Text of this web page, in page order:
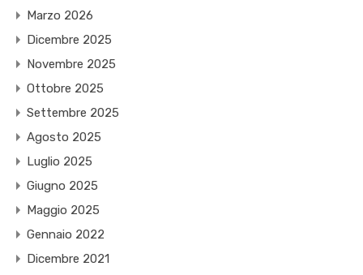
Marzo 2026
Dicembre 2025
Novembre 2025
Ottobre 2025
Settembre 2025
Agosto 2025
Luglio 2025
Giugno 2025
Maggio 2025
Gennaio 2022
Dicembre 2021